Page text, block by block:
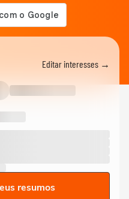
Editar interesses →
resumos